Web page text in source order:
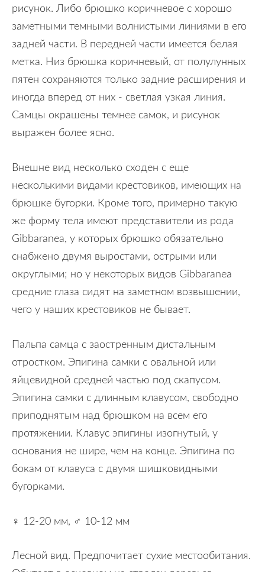
рисунок. Либо брюшко коричневое с хорошо
заметными темными волнистыми линиями в его
задней части. В передней части имеется белая
метка. Низ брюшка коричневый, от полулунных
пятен сохраняются только задние расширения и
иногда вперед от них - светлая узкая линия.
Самцы окрашены темнее самок, и рисунок
выражен более ясно.
Внешне вид несколько сходен с еще
несколькими видами крестовиков, имеющих на
брюшке бугорки. Кроме того, примерно такую
же форму тела имеют представители из рода
Gibbaranea, у которых брюшко обязательно
снабжено двумя выростами, острыми или
округлыми; но у некоторых видов Gibbaranea
средние глаза сидят на заметном возвышении,
чего у наших крестовиков не бывает.
Пальпа самца с заостренным дистальным
отростком. Эпигина самки с овальной или
яйцевидной средней частью под скапусом.
Эпигина самки с длинным клавусом, свободно
приподнятым над брюшком на всем его
протяжении. Клавус эпигины изогнутый, у
основания не шире, чем на конце. Эпигина по
бокам от клавуса с двумя шишковидными
бугорками.
♀ 12-20 мм, ♂ 10-12 мм
Лесной вид. Предпочитает сухие местообитания.